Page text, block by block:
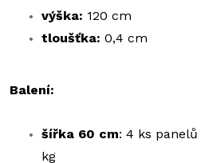
výška: 120 cm
tloušťka: 0,4 cm
Balení:
šířka 60 cm: 4 ks
kg